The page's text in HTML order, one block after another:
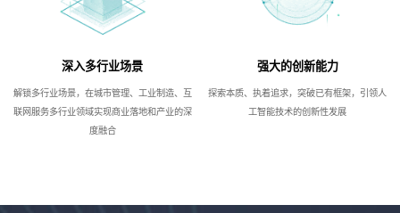
深入多行业场景
解锁多行业场景，在城市管理、工业制造、互
联网服务多行业领域实现商业落地和产业的深
度融合
强大的创新能力
探索本质、执着追求，突破已有框架，引领人
工智能技术的创新性发展